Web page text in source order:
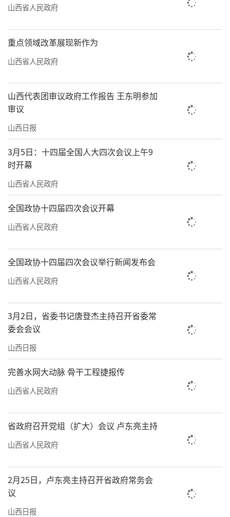
山西省人民政府
重点领域改革展现新作为
山西省人民政府
山西代表团审议政府工作报告 王东明参加
审议
山西日报
3月5日：十四届全国人大四次会议上午9
时开幕
山西省人民政府
全国政协十四届四次会议开幕
山西省人民政府
全国政协十四届四次会议举行新闻发布会
山西省人民政府
3月2日，省委书记唐登杰主持召开省委常
委会会议
山西日报
完善水网大动脉 骨干工程捷报传
山西省人民政府
省政府召开党组（扩大）会议 卢东亮主持
山西省人民政府
2月25日，卢东亮主持召开省政府常务会
议
山西日报